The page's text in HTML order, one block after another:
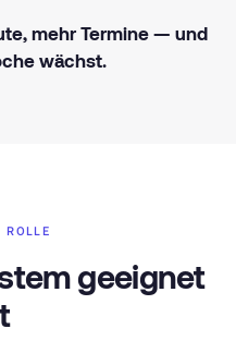
mehr Termine — und
wächst.
ROLLE
geeignet